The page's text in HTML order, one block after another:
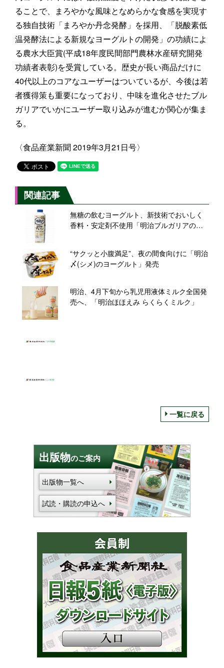
ることで、まろやかな風味となめらかな食感を実現す
る独自技術「まろやか丹念発酵」を採用、「脱酸素低
温発酵法による新規なヨーグルトの開発」の功績によ
る農水大臣賞(平成18年度民間部門農林水産研究開発
功績者表彰)を受賞している。歴史が長い商品だけに
40代以上のコアなユーザーはついているが、今後は若
者獲得策も重要になっており、中味を進化させたブル
ガリアでいかにユーザー取り込みが進むか関心が集ま
る。
〈食品産業新聞 2019年3月21日号〉
関連記事
無糖の飲むヨーグルト、新技術でおいしく
香料・安定剤不使用「明治ブルガリアのむ
“サクッと小腹満足”、夜の間食向けに「明治
〆(シメ)のヨーグルト」発売
明治、4月下旬から乳児用液体ミルク全国発
売へ、「明治ほほえみ らくらくミルク」
一覧に戻る
出版物のご案内
出版物一覧へ
試読・購読の申込へ